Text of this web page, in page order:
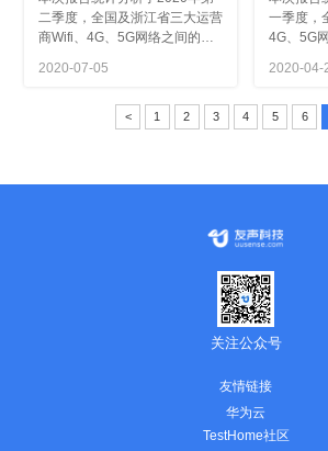
2020-07-05
了用户端
2020-04-
< 1 2 3 4 5 6
关注公众号
友情链接
华为云
TestHome社区